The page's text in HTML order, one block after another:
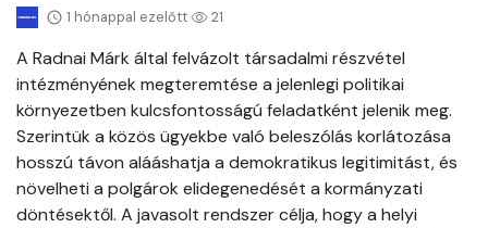
1 hónappal ezelőtt 21
A Radnai Márk által felvázolt társadalmi részvétel
intézményének megteremtése a jelenlegi politikai
környezetben kulcsfontosságú feladatként jelenik meg.
Szerintük a közös ügyekbe való beleszólás korlátozása
hosszú távon alááshatja a demokratikus legitimitást, és
növelheti a polgárok elidegenedését a kormányzati
döntésektől. A javasolt rendszer célja, hogy a helyi